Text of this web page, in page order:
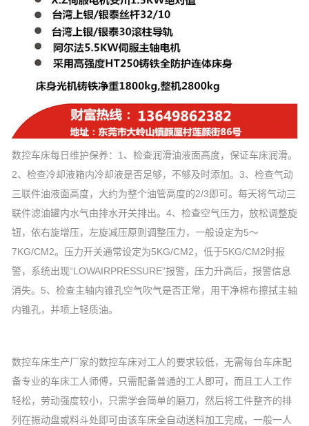
数控车床每日维护保养：1、检查润滑油液面高度，保证车床润滑。
2、检查冷却液箱内冷却液是否足够，不够及时添加。3、检查气动
三联件油液面高度，大约为整个油管高度的2/3即可。每天将气动三
联件滤油罐内水气由排水开关排出。4、检查空气压力，放松调整旋
钮，依右旋增压，左旋减压原则调整压力，一般设定为5～
7KG/CM2。压力开关通常设定为5KG/CM2，低于5KG/CM2时报
警，系统出现“LOWAIRPRESSURE”报警，压力升高后，报警信息
消失。5、检查主轴内锥孔空气吹气是否正常，用干净棉布擦拭主轴
内锥孔，并喷上轻质油。
数控车床生产厂家的数控车床对工人的要求较低，无需每台车床配
备专业的车床工人师傅，只需配备普通的工人即可，而且工人工作
轻松，劳动强度较小，只需学会简单的磨刀，然后将工件整齐的排
列在振动盘或料斗处即可由该车床全自动送料加工完成，一般一人